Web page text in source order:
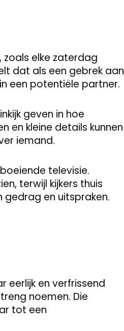
elke zaterdag
dat als een gebrek aan
een potentiële partner.
geven in hoe
en kleine details kunnen
iemand.
televisie.
terwijl kijkers thuis
gedrag en uitspraken.
eerlijk en verfrissend
noemen. Die
tot een